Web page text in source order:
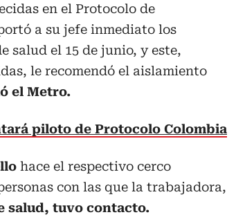
en el Protocolo de
a su jefe inmediato los
salud el 15 de junio, y este,
le recomendó el aislamiento
el Metro.
piloto de Protocolo Colombia
hace el respectivo cerco
con las que la trabajadora,
salud, tuvo contacto.